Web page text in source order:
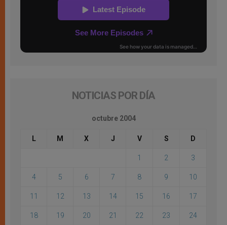
NOTICIAS POR DÍA
octubre 2004
L M X J V S D
1 2 3
4 5 6 7 8 9 10
11 12 13 14 15 16 17
18 19 20 21 22 23 24